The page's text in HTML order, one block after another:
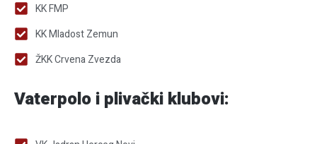
KK FMP
KK Mladost Zemun
ŽKK Crvena Zvezda
Vaterpolo i plivački klubovi: